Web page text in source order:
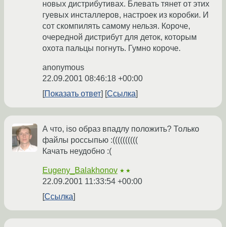
новых дистрибутивах. Блевать тянет от этих
гуевых инсталлеров, настроек из коробки. И
сот скомпилять самому нельзя. Короче,
очередной дистрибут для деток, которым
охота пальцы погнуть. Гумно короче.
anonymous
22.09.2001 08:46:18 +00:00
Показать ответ
Ссылка
А что, iso образ впадлу положить? Только
файлы россыпью :((((((((((
Качать неудобно :(
Eugeny_Balakhonov ★★
22.09.2001 11:33:54 +00:00
Ссылка